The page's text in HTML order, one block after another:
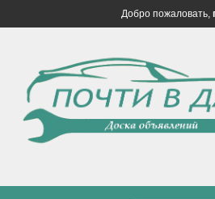
Добро пожаловать,